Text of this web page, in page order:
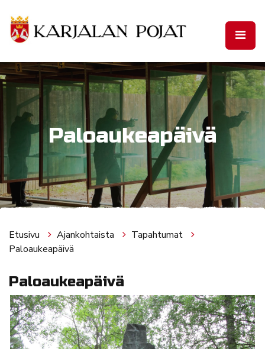
Paloaukeapäivä
Etusivu Ajankohtaista
Tapahtumat
Paloaukeapäivä
Paloaukeapäivä